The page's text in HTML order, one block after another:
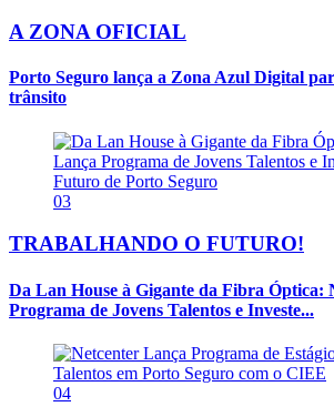
A ZONA OFICIAL
Porto Seguro lança a Zona Azul Digital
trânsito
03
TRABALHANDO O FUTURO!
Da Lan House à Gigante da Fibra Óptica:
Programa de Jovens Talentos e Investe...
04